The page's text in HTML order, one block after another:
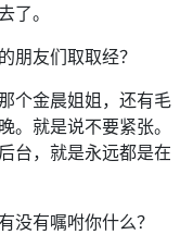
了。
朋友们取取经？
个金晨姐姐，还有毛
。就是说不要紧张。
台，就是永远都是在
没有嘱咐你什么？